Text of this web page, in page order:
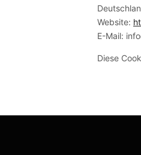
Website:
E-Mail:
Diese